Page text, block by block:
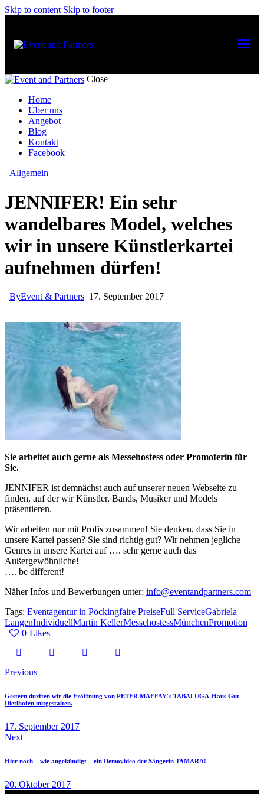
Skip to content Skip to footer
Close
Home
Über uns
Angebot
Blog
Kontakt
Facebook
Allgemein
JENNIFER! Ein sehr
wandelbares Model, welches
wir in unsere Künstlerkartei
aufnehmen dürfen!
ByEvent & Partners 17. September 2017
Sie arbeitet auch gerne als Messehostess oder Promoterin für
Sie.
JENNIFER ist demnächst auch auf unserer neuen Webseite zu
finden, auf der wir Künstler, Bands, Musiker und Models
präsentieren.
Wir arbeiten nur mit Profis zusammen! Sie denken, dass Sie in
unsere Kartei passen? Sie sind richtig gut? Wir nehmen jegliche
Genres in unsere Kartei auf …. sehr gerne auch das
Außergewöhnliche!
…. be different!
Näher Infos und Bewerbungen unter: info@eventandpartners.com
Tags: Eventagentur in Pöckingfaire PreiseFull ServiceGabriela
LangenIndividuellMartin KellerMessehostessMünchenPromotion
0 Likes
Previous
Gestern durften wir die Eröffnung von PETER MAFFAY´s TABALUGA-Haus Gut
Dietlhofen mitgestalten.
17. September 2017
Next
Hier noch – wie angekündigt – ein Demovideo der Sängerin TAMARA!
20. Oktober 2017